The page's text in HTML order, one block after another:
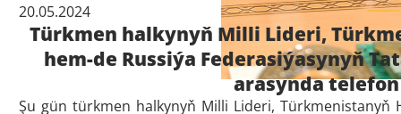
20.05.2024
Türkmen halkynyň Milli Lideri,
hem-de Russiýa Federasiýasynyň
arasynda
Şu gün türkmen halkynyň Milli Lideri, Türkmenistanyň